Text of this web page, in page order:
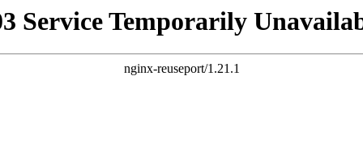
Service Temporarily
nginx-reuseport/1.21.1